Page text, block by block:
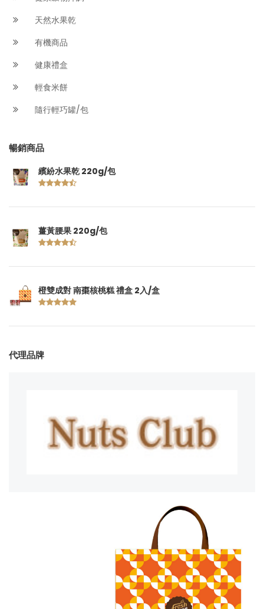
天然水果乾
有機商品
健康禮盒
輕食米餅
隨行輕巧罐/包
暢銷商品
繽紛水果乾 220g/包
薑黃腰果 220g/包
橙雙成對 南棗核桃糕 禮盒 2入/盒
代理品牌